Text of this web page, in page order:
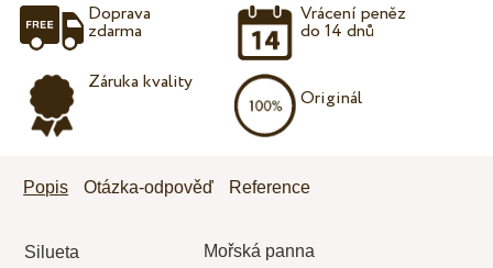
Doprava
zdarma
Záruka kvality
Vrácení peněz
do 14 dnů
Originál
Popis Otázka-odpověď Reference
Silueta
Mořská panna